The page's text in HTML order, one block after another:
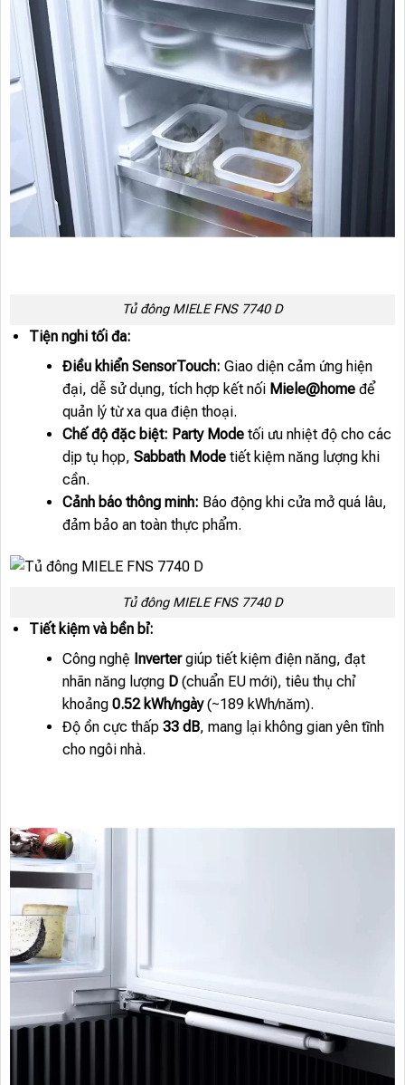
Tủ đông MIELE FNS 7740 D
Tiện nghi tối đa:
Điều khiển SensorTouch: Giao diện cảm ứng hiện
đại, dễ sử dụng, tích hợp kết nối Miele@homeđể
quản lý từ xa qua điện thoại.
Chế độ đặc biệt: Party Modetối ưu nhiệt độ cho các
dịp tụ họp, Sabbath Modetiết kiệm năng lượng khi
cần.
Cảnh báo thông minh: Báo động khi cửa mở quá lâu,
đảm bảo an toàn thực phẩm.
Tủ đông MIELE FNS 7740 D
Tiết kiệm và bền bỉ:
Công nghệ Invertergiúp tiết kiệm điện năng, đạt
nhãn năng lượng D(chuẩn EU mới), tiêu thụ chỉ
khoảng 0.52 kWh/ngày(~189 kWh/năm).
Độ ồn cực thấp 33 dB, mang lại không gian yên tĩnh
cho ngôi nhà.